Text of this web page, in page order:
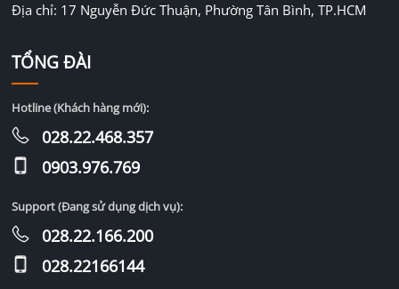
Địa chỉ: 17 Nguyễn Đức Thuận, Phường Tân Bình, TP.HCM
TỔNG ĐÀI
Hotline (Khách hàng mới):
028.22.468.357
0903.976.769
Support (Đang sử dụng dịch vụ):
028.22.166.200
028.22166144